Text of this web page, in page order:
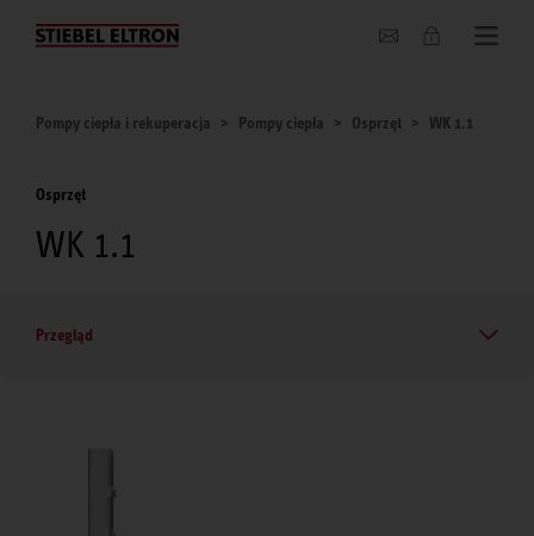
O nas
Pompy ciepła i rekuperacja Pompy ciepła Osprzęt WK 1.1
Osprzęt
WK 1.1
Przegląd